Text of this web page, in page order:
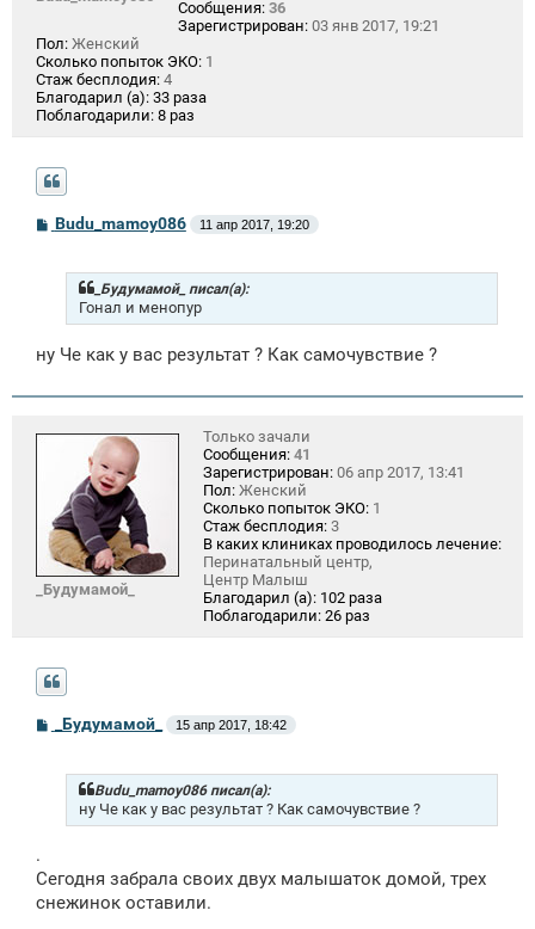
Сообщения: 36
Зарегистрирован: 03 янв 2017, 19:21
Пол: Женский
Сколько попыток ЭКО: 1
Стаж бесплодия: 4
Благодарил (а): 33 раза
Поблагодарили: 8 раз
С
о
е
Budu_mamoy086 11 апр 2017, 19:20
_Будумамой_ писал(а):
Гонал и менопур
ну Че как у вас результат ? Как самочувствие ?
_Будумамой_
Только зачали
Сообщения: 41
Зарегистрирован: 06 апр 2017, 13:41
Пол: Женский
Сколько попыток ЭКО: 1
Стаж бесплодия: 3
В каких клиниках проводилось лечение:
Перинатальный центр,
Центр Малыш
Благодарил (а): 102 раза
Поблагодарили: 26 раз
_Будумамой_ 15 апр 2017, 18:42
Budu_mamoy086 писал(а):
ну Че как у вас результат ? Как самочувствие ?
.
Сегодня забрала своих двух малышаток домой, трех
снежинок оставили.